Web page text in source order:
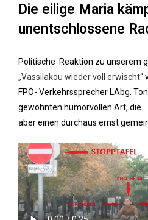
Die eilige Maria
unentschlossene
Politische Reaktion zu unserem
„Vassilakou wieder voll erwischt“
FPÖ- Verkehrssprecher LAbg.
gewohnten humorvollen Art, die
aber einen durchaus ernst